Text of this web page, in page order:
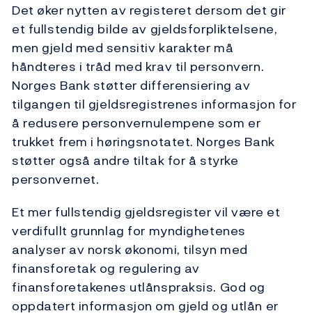
Det øker nytten av registeret dersom det gir
et fullstendig bilde av gjeldsforpliktelsene,
men gjeld med sensitiv karakter må
håndteres i tråd med krav til personvern.
Norges Bank støtter differensiering av
tilgangen til gjeldsregistrenes informasjon for
å redusere personvernulempene som er
trukket frem i høringsnotatet. Norges Bank
støtter også andre tiltak for å styrke
personvernet.
Et mer fullstendig gjeldsregister vil være et
verdifullt grunnlag for myndighetenes
analyser av norsk økonomi, tilsyn med
finansforetak og regulering av
finansforetakenes utlånspraksis. God og
oppdatert informasjon om gjeld og utlån er